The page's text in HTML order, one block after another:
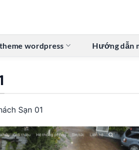
wordpress Hướng dẫn
Sạn 01